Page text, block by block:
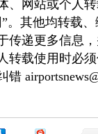
、网站或个人
。其他均转载
传递更多信息
转载使用时必